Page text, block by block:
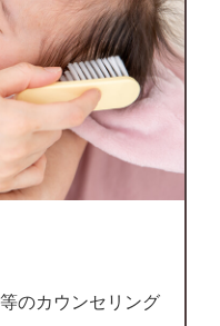
のカウンセリング